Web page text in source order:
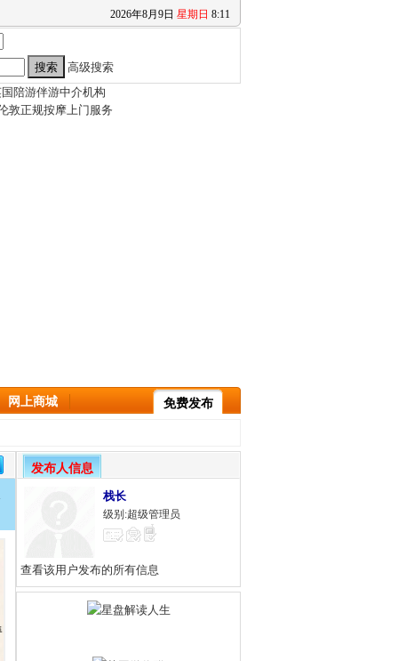
2026年8月 9日 星期日 8:11
高级搜索
网上商城 免费发布
发布人信息
栈长
级别:超级管理员
查看该用户发布的所有信息